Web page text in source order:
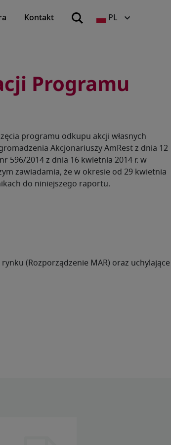
Kontakt PL
Programu
programu odkupu akcji własnych
Akcjonariuszy AmRest z dnia 12
596/2014 z dnia 16 kwietnia 2014 r. w
zawiadamia, że w okresie od 29 kwietnia
do niniejszego raportu.
(Rozporządzenie MAR) oraz uchylające